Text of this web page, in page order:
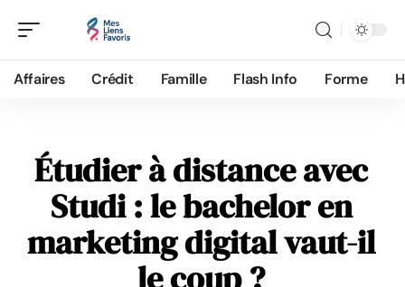
Affaires Crédit Famille Flash Info Forme
Étudier à distance avec
Studi : le bachelor en
marketing digital vaut-il